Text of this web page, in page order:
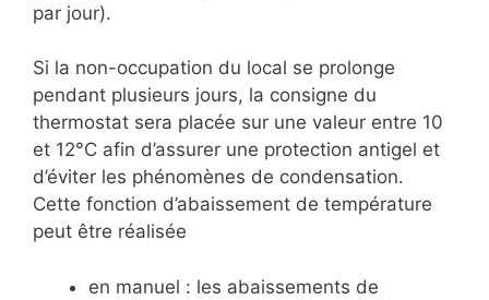
par jour).
Si la non-occupation du local se prolonge
pendant plusieurs jours, la consigne du
thermostat sera placée sur une valeur entre 10
et 12°C afin d’assurer une protection antigel et
d’éviter les phénomènes de condensation.
Cette fonction d’abaissement de température
peut être réalisée
en manuel : les abaissements de